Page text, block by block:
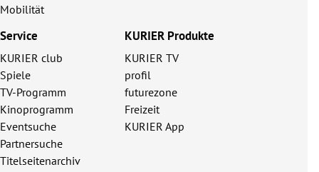
Mobilität
Service
KURIER club
Spiele
TV-Programm
Kinoprogramm
Eventsuche
Partnersuche
Titelseitenarchiv
KURIER Produkte
KURIER TV
profil
futurezone
Freizeit
KURIER App